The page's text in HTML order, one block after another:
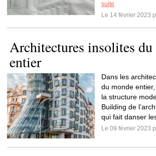
suite
Le 14 février 2023
Architectures insolites du
entier
Dans les
du monde
la structure
Building de
qui fait danser
Le 09 février 2023